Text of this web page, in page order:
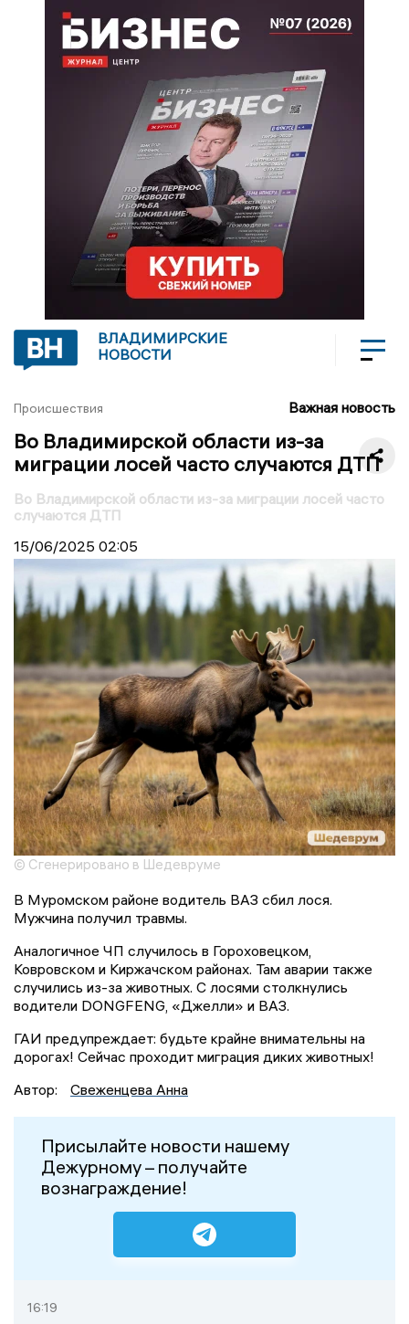
ВЛАДИМИРСКИЕ
НОВОСТИ
Происшествия Важная новость
Во Владимирской области из-за
миграции лосей часто случаются ДТП
Во Владимирской области из-за миграции лосей часто
случаются ДТП
15/06/2025 02:05
© Сгенерировано в Шедевруме
В Муромском районе водитель ВАЗ сбил лося.
Мужчина получил травмы.
Аналогичное ЧП случилось в Гороховецком,
Ковровском и Киржачском районах. Там аварии также
случились из-за животных. С лосями столкнулись
водители DONGFENG, «Джелли» и ВАЗ.
ГАИ предупреждает: будьте крайне внимательны на
дорогах! Сейчас проходит миграция диких животных!
Автор:
Свеженцева Анна
Присылайте новости нашему
Дежурному – получайте
вознаграждение!
16:19